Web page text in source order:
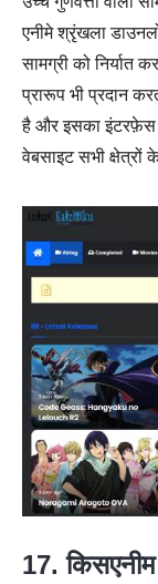
एनीमे श्रृंखला
सामग्री को
प्रारूप भी प्रदान
है और इसका इंटरफ़ेस
वेबसाइट सभी क्षेत्रों
17. किसएनीम